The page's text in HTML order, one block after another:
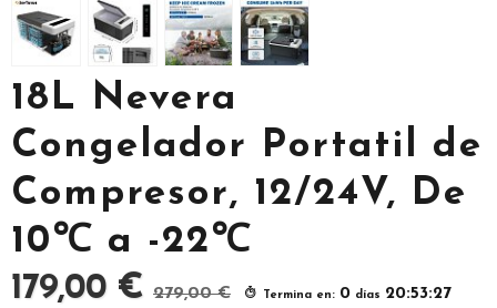
18L Nevera
Congelador Portatil de
Compresor, 12/24V, De
10℃ a -22℃
179,00 € 279,00 € Termina en: 0 días 20:53:26